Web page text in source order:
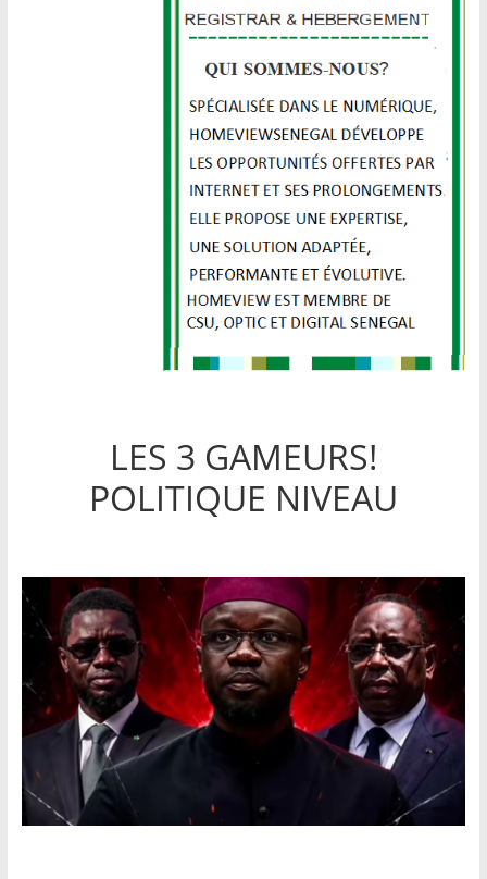
LES 3 GAMEURS!
POLITIQUE NIVEAU